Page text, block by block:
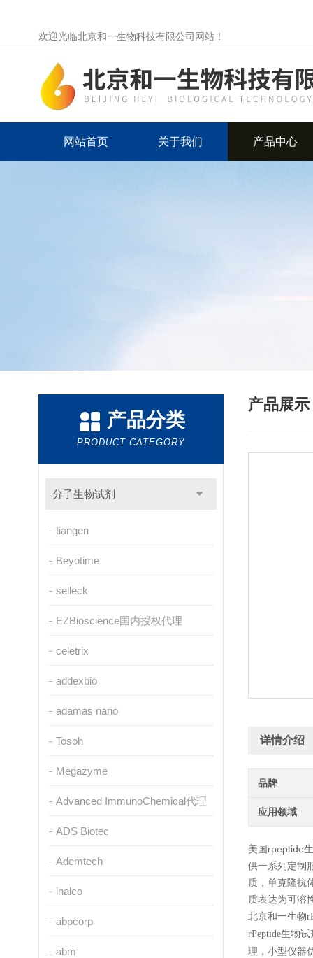
欢迎光临北京和一生物科技有限公司网站！
网站首页 关于我们 产品中心
产品分类
PRODUCT CATEGORY
分子生物试剂
tiangen
Beyotime
selleck
EZBioscience国内授权代理
celetrix
addexbio
adamas nano
Tosoh
Megazyme
Advanced ImmunoChemical代理
ADS Biotec
Ademtech
inalco
abpcorp
abm
产品展示
详情介绍
品牌
应用领域
美国rpeptide
供一系列定制
质，单克隆抗
质表达为可溶
北京和一生物
rPeptide生物试
理，小型仪器